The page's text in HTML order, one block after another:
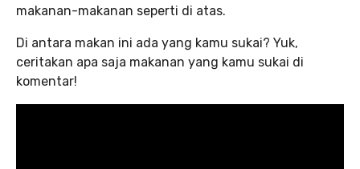
makanan-makanan seperti di atas.
Di antara makan ini ada yang kamu sukai? Yuk,
ceritakan apa saja makanan yang kamu sukai di
komentar!